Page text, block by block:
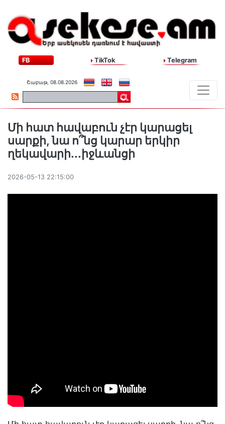
FB TikTok Telegram
Շաբաթ, 08.08.2026
Մի հատ հավաբուն չէր կարացել
սարքի, նա ո՞նց կարար երկիր
ղեկավարի․․․իջևանցի
2026-05-13 22:15:00